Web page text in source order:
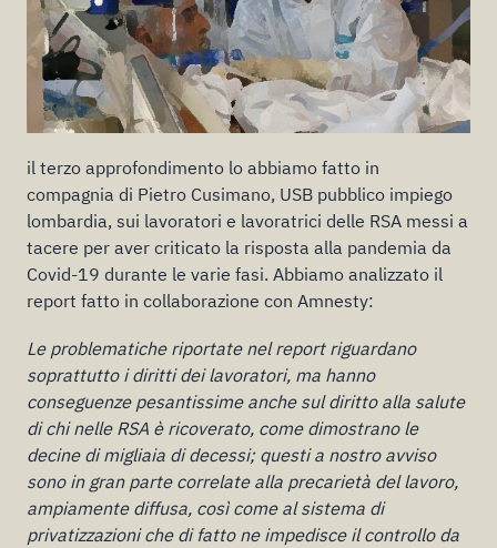
il terzo approfondimento lo abbiamo fatto in
compagnia di Pietro Cusimano, USB pubblico impiego
lombardia, sui lavoratori e lavoratrici delle RSA messi a
tacere per aver criticato la risposta alla pandemia da
Covid-19 durante le varie fasi. Abbiamo analizzato il
report fatto in collaborazione con Amnesty:
Le problematiche riportate nel report riguardano
soprattutto i diritti dei lavoratori, ma hanno
conseguenze pesantissime anche sul diritto alla salute
di chi nelle RSA è ricoverato, come dimostrano le
decine di migliaia di decessi; questi a nostro avviso
sono in gran parte correlate alla precarietà del lavoro,
ampiamente diffusa, così come al sistema di
privatizzazioni che di fatto ne impedisce il controllo da